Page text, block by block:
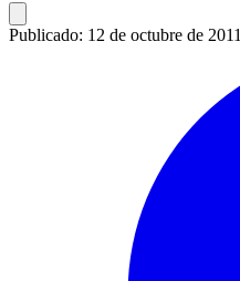
Publicado: 12 de octubre de 2011